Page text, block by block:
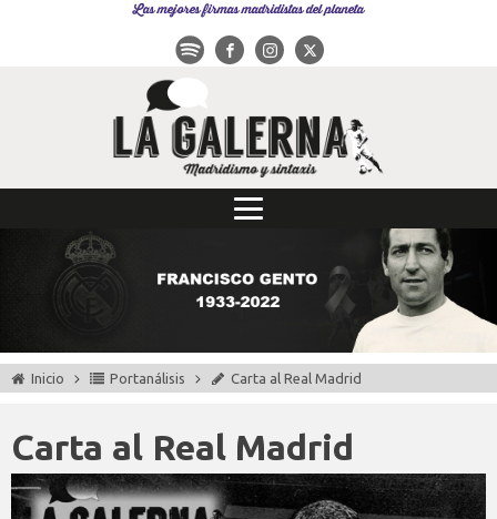
Las mejores firmas madridistas del planeta
Inicio Portanálisis Carta al Real Madrid
Carta al Real Madrid